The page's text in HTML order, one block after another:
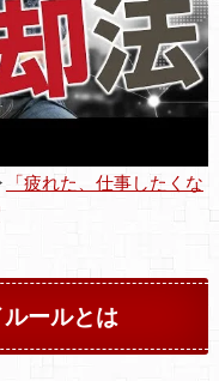
「疲れた、仕事したくな
ールとは